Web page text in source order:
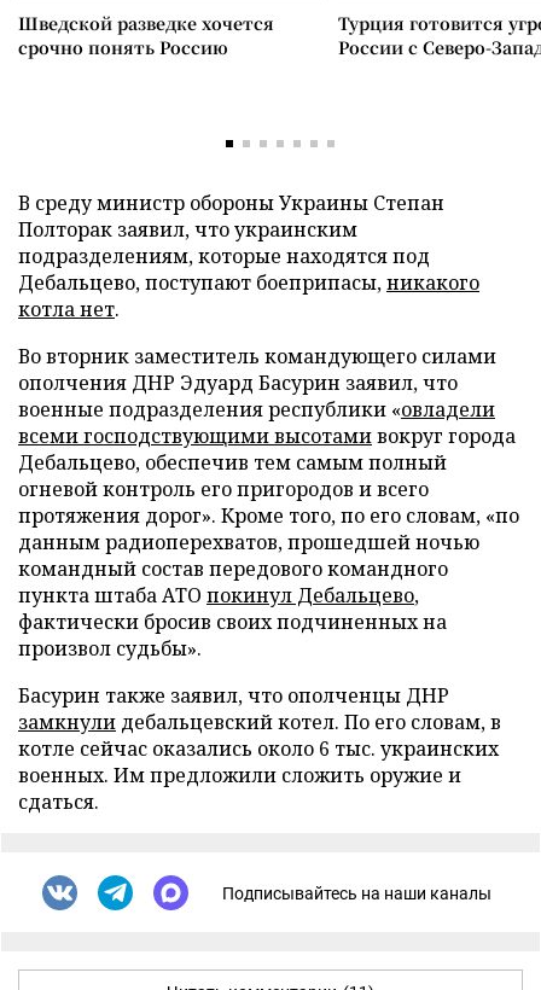
Шведской разведке хочется
срочно понять Россию
Турция готовится
России с Северо-
В среду министр обороны Украины Степан
Полторак заявил, что украинским
подразделениям, которые находятся под
Дебальцево, поступают боеприпасы,никакого
котла нет.
Во вторник заместитель командующего силами
ополчения ДНР Эдуард Басурин заявил, что
военные подразделения республики «овладели
всеми господствующими высотамивокруг города
Дебальцево, обеспечив тем самым полный
огневой контроль его пригородов и всего
протяжения дорог». Кроме того, по его словам, «по
данным радиоперехватов, прошедшей ночью
командный состав передового командного
пункта штаба АТО покинул Дебальцево,
фактически бросив своих подчиненных на
произвол судьбы».
Басурин также заявил, что ополченцы ДНР
замкнули дебальцевский котел. По его словам, в
котле сейчас оказались около 6 тыс. украинских
военных. Им предложили сложить оружие и
сдаться.
Подписывайтесь на наши каналы